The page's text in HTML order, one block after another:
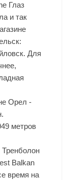
Глаз
и так
Для
Орел -
метров
Balkan
время на